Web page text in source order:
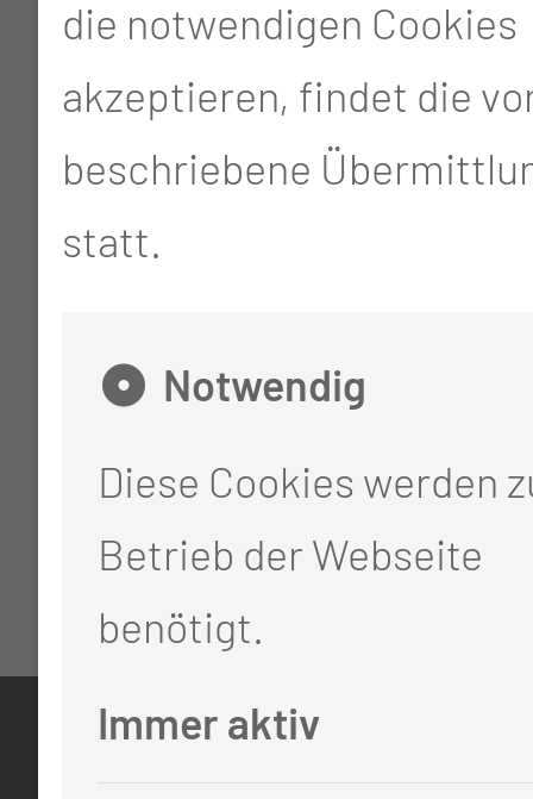
KONTAKT
die notwendigen Cookies
akzeptieren, findet die
beschriebene
statt.
Notwendig
Diese Cookies werden
Betrieb der Webseite
benötigt.
Immer aktiv